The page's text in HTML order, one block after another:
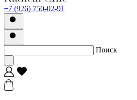
+7 (926) 750-02-91
Поиск